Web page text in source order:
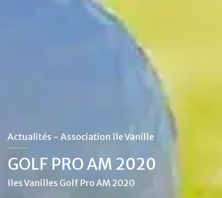
Actualités - Association île Vanille
GOLF PRO AM 2020
Iles Vanilles Golf Pro AM 2020